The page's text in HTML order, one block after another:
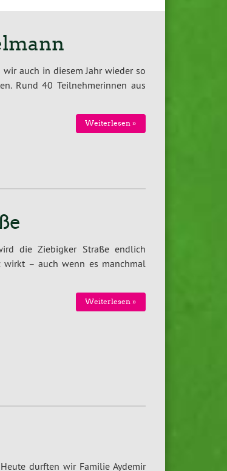
auch in diesem Jahr wieder so
Rund 40 Teilnehmerinnen aus
Weiterlesen »
die Ziebigker Straße endlich
wirkt – auch wenn es manchmal
Weiterlesen »
durften wir Familie Aydemir